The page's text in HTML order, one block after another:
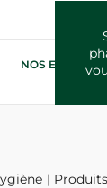
NOS
RSE